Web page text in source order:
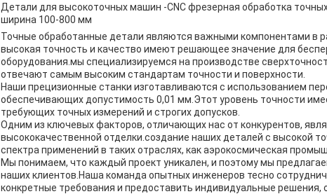
Детали для высокоточных машин -CNC фрезерная обработка
ширина 100-800 мм
Точные обработанные детали являются важными компонентами в
высокая точность и качество имеют решающее значение для
оборудования.мы специализируемся на производстве
отвечают самым высоким стандартам точности и поверхности.
Наши прецизионные станки изготавливаются с использованием
обеспечивающих допустимость 0,01 мм.Этот уровень точности
требующих точных измерений и строгих допусков.
Одним из ключевых факторов, отличающих нас от конкурентов,
высококачественной отделки.создание наших деталей с высокой
спектра применений в таких отраслях, как аэрокосмическая
Мы понимаем, что каждый проект уникален, и поэтому мы
наших клиентов.Наша команда опытных инженеров тесно
конкретные требования и предоставить индивидуальные решения,